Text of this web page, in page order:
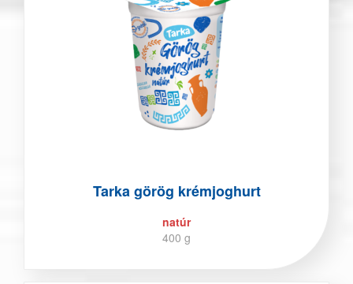
Tarka görög krémjoghurt
natúr
400 g